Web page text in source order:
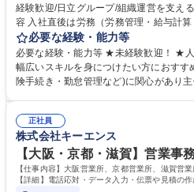
経験歓迎/日立グループ/組織運営を支えるゼネ
容 入社直後は労務（労務管理・給与計
任せいたします。将来は総務・採用・教
営を支えるゼネラリストをめざせます。 ・初期業務：労働時間管理、給与
計算、社会保険対応、福利厚生管理、
します。ご経験に応じて、休職者管理な
幅広く経験を積みたい意欲がある方に最適な環境で
務・人事】未経験歓迎/日立グループ/組
指す
必要な経験・能力等
必要な経験・能力等 ★未経験歓迎！ ★
幅広いスキルを身につけたい方におすすめ！ ■労務管理(給与計算
険手続き・勤怠管理など)に関心があり
のご経験 ■労務管理（給与計算・社会保
■衛生管理者の資格をお持ちの方 学歴・資格 学歴：大学院 大学 高専 短大
専修学校 高校 語学力： 資格：
正社員
株式会社キーエンス
【大阪・京都・滋賀】営業
【仕事内容】大阪営業所、京都営業所、滋賀営
【詳細】電話応対・データ入力・伝票や見積の